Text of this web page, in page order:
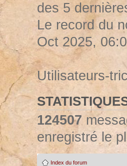
des 5
Le record du
Oct 2025,
Utilisateurs-
124507
enregistré le
Index du forum